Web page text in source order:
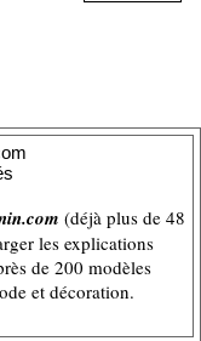
(déjà plus de 48
les explications
de 200 modèles
et décoration.